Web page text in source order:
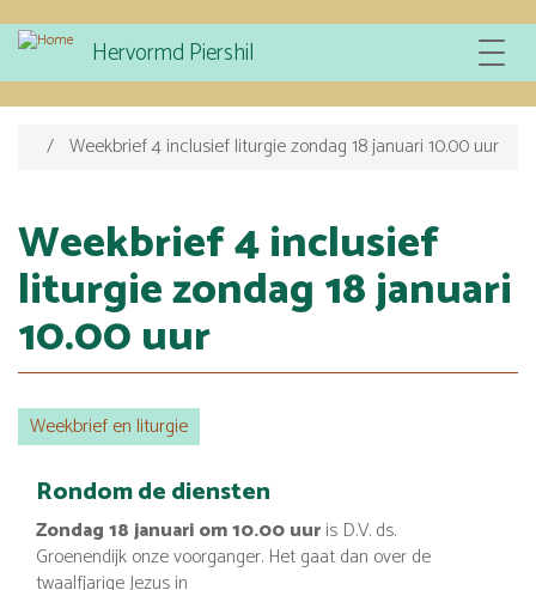
Overslaan
naar
de
inhoud
Hervormd Piershil
Toggle
Weekbrief 4 inclusief liturgie zondag 18 januari 10.00 uur
Weekbrief 4 inclusief
liturgie zondag 18 januari
10.00 uur
Weekbrief en liturgie
Rondom de diensten
Zondag 18 januari om 10.00 uuris D.V. ds.
Groenendijk onze voorganger. Het gaat dan over de
twaalfjarige Jezus in